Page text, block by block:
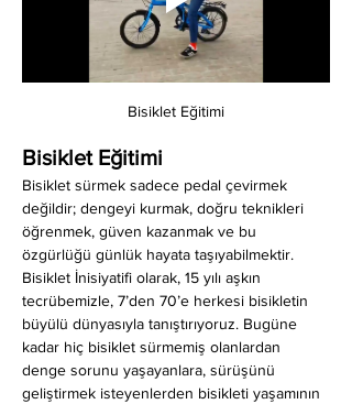
Bisiklet Eğitimi
Bisiklet Eğitimi
Bisiklet sürmek sadece pedal çevirmek
değildir; dengeyi kurmak, doğru teknikleri
öğrenmek, güven kazanmak ve bu
özgürlüğü günlük hayata taşıyabilmektir.
Bisiklet İnisiyatifi olarak, 15 yılı aşkın
tecrübemizle, 7’den 70’e herkesi bisikletin
büyülü dünyasıyla tanıştırıyoruz. Bugüne
kadar hiç bisiklet sürmemiş olanlardan
denge sorunu yaşayanlara, sürüşünü
geliştirmek isteyenlerden bisikleti yaşamının